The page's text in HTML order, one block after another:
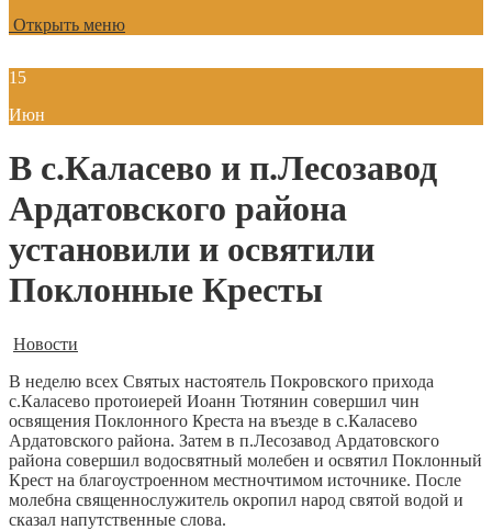
Открыть меню
15
Июн
В с.Каласево и п.Лесозавод
Ардатовского района
установили и освятили
Поклонные Кресты
Новости
В неделю всех Святых настоятель Покровского прихода
с.Каласево протоиерей Иоанн Тютянин совершил чин
освящения Поклонного Креста на въезде в с.Каласево
Ардатовского района. Затем в п.Лесозавод Ардатовского
района совершил водосвятный молебен и освятил Поклонный
Крест на благоустроенном местночтимом источнике. После
молебна священнослужитель окропил народ святой водой и
сказал напутственные слова.